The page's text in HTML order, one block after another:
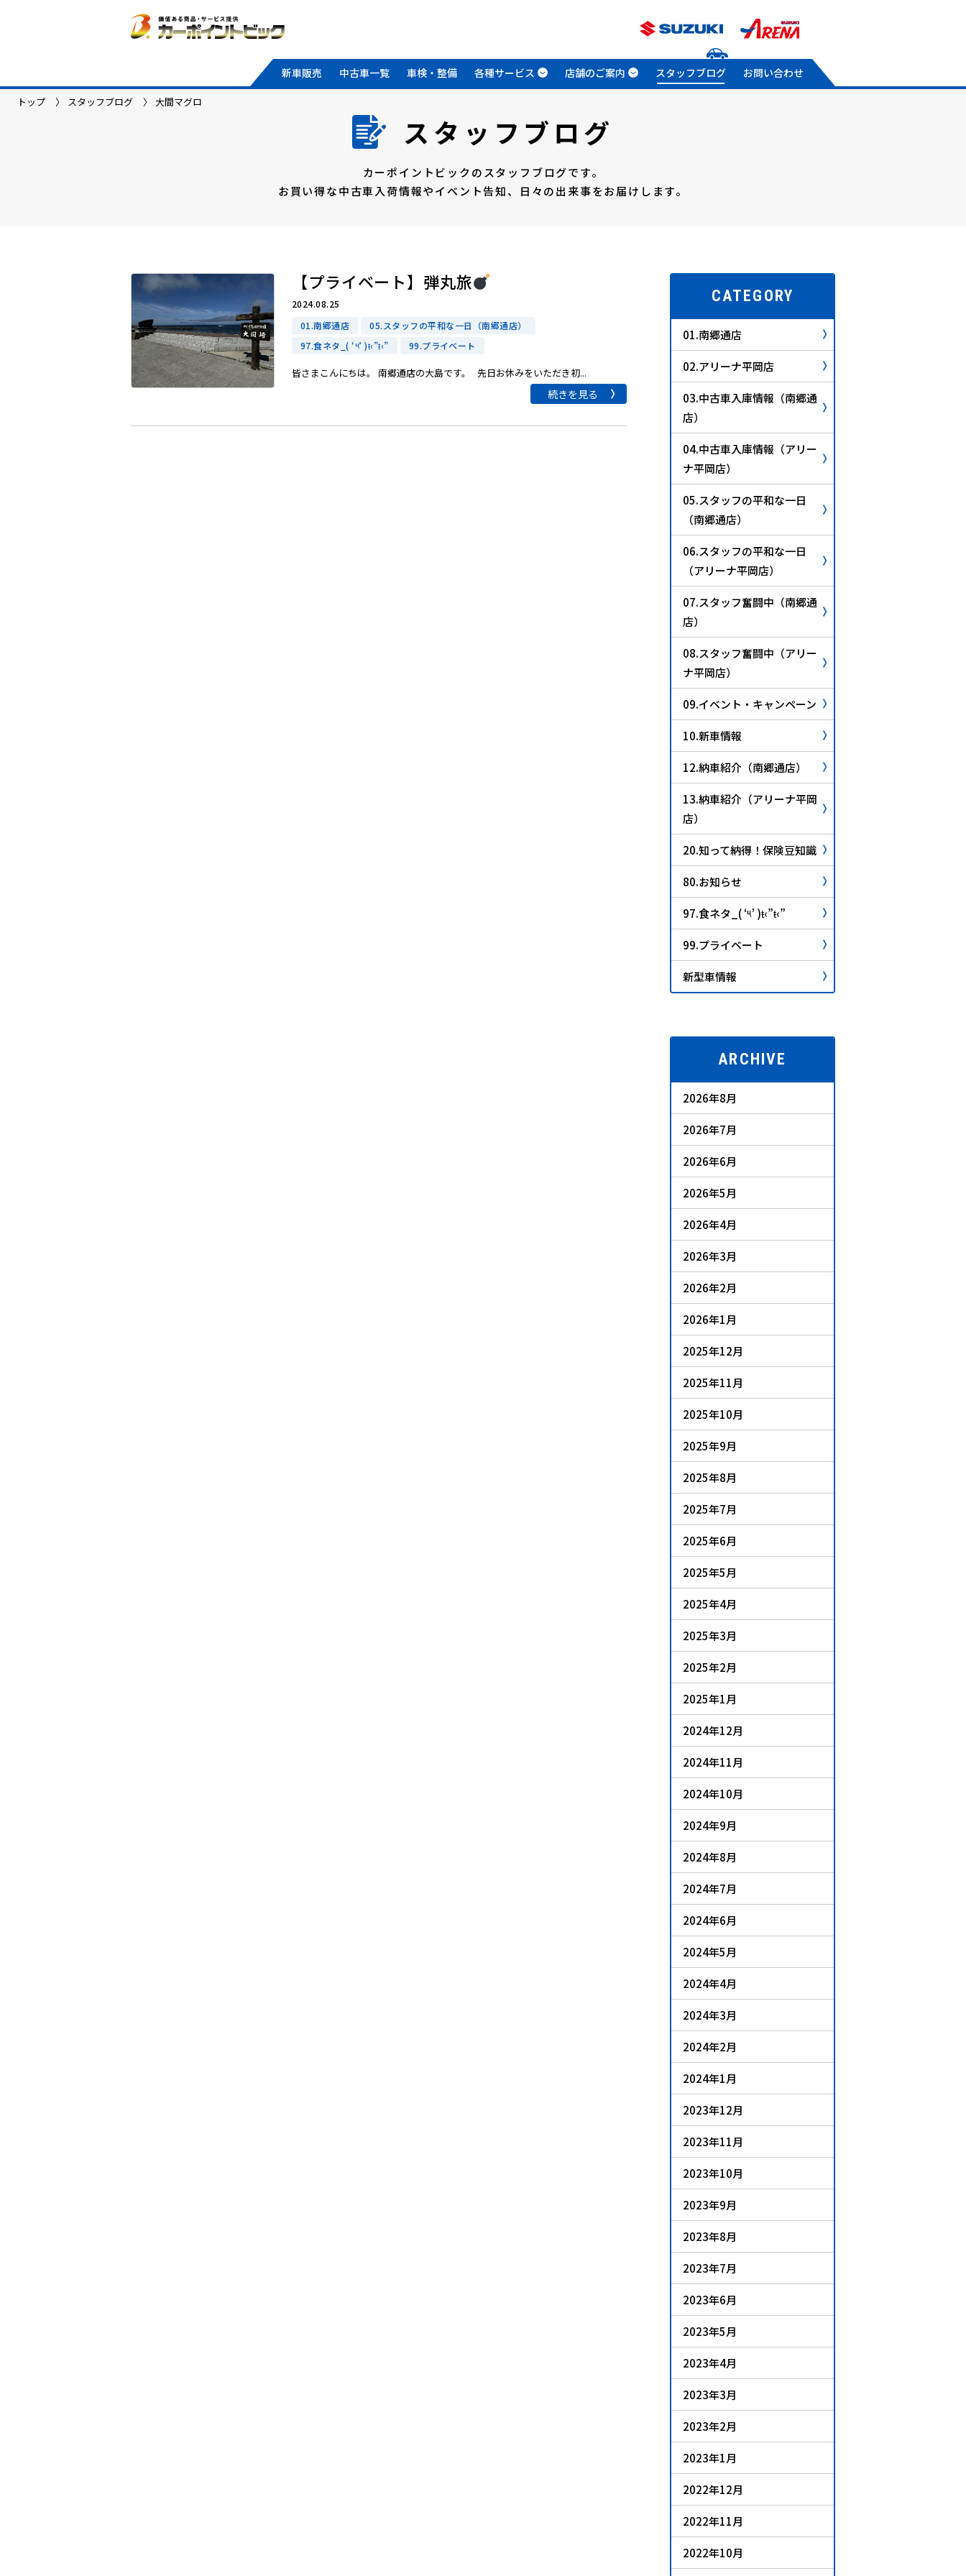
新車販売 中古車一覧 車検・整備 各種サービス 店舗のご案内 スタッフブログ お問い合わせ
トップ スタッフブログ 大間マグロ
スタッフブログ
カーポイントビックのスタッフブログです。
お買い得な中古車入荷情報やイベント告知、
日々の出来事をお届けします。
【プライベート】弾丸旅
2024.08.25
01.南郷通店
05.スタッフの平和な一日（南郷通店）
97.食ネタ_( ‘༥’ )ŧ‹”ŧ‹”
99.プライベート
皆さまこんにちは。 南郷通店の大島です。 先日お休みをいただき初...
続きを見る
CATEGORY
01.南郷通店
02.アリーナ平岡店
03.中古車入庫情報（南郷通
店）
04.中古車入庫情報（アリー
ナ平岡店）
05.スタッフの平和な一日
（南郷通店）
06.スタッフの平和な一日
（アリーナ平岡店）
07.スタッフ奮闘中（南郷通
店）
08.スタッフ奮闘中（アリー
ナ平岡店）
09.イベント・キャンペーン
10.新車情報
12.納車紹介（南郷通店）
13.納車紹介（アリーナ平岡
店）
20.知って納得！保険豆知識
80.お知らせ
97.食ネタ_( ‘༥’ )ŧ‹”ŧ‹”
99.プライベート
新型車情報
ARCHIVE
2026年8月
2026年7月
2026年6月
2026年5月
2026年4月
2026年3月
2026年2月
2026年1月
2025年12月
2025年11月
2025年10月
2025年9月
2025年8月
2025年7月
2025年6月
2025年5月
2025年4月
2025年3月
2025年2月
2025年1月
2024年12月
2024年11月
2024年10月
2024年9月
2024年8月
2024年7月
2024年6月
2024年5月
2024年4月
2024年3月
2024年2月
2024年1月
2023年12月
2023年11月
2023年10月
2023年9月
2023年8月
2023年7月
2023年6月
2023年5月
2023年4月
2023年3月
2023年2月
2023年1月
2022年12月
2022年11月
2022年10月